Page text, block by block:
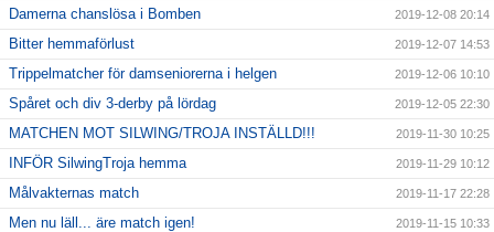
Damerna chanslösa i Bomben 2019-12-08 20:14
Bitter hemmaförlust 2019-12-07 14:53
Trippelmatcher för damseniorerna i helgen 2019-12-06 10:10
Spåret och div 3-derby på lördag 2019-12-05 22:30
MATCHEN MOT SILWING/TROJA INSTÄLLD!!! 2019-11-30 10:25
INFÖR SilwingTroja hemma 2019-11-29 10:12
Målvakternas match 2019-11-17 22:28
Men nu läll... äre match igen! 2019-11-15 10:33